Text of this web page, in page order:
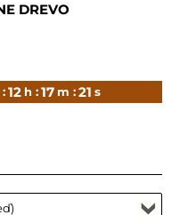
DREVO
12 h :17 m :20s